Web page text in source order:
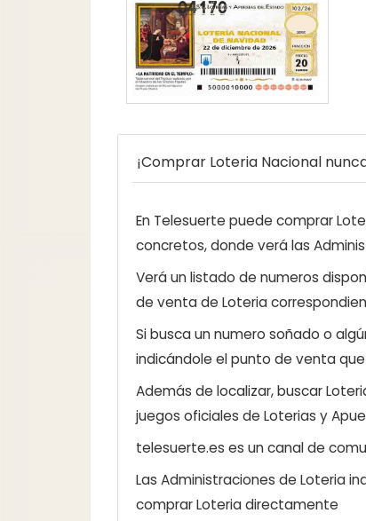
¡Comprar Loteria Nacional
En Telesuerte puede comprar
concretos, donde verá las
Verá un listado de numeros
de venta de Loteria
Si busca un numero soñado o
indicándole el punto de venta
Además de localizar, buscar
juegos oficiales de Loterias y
telesuerte.es es un canal de
Las Administraciones de Loteria
comprar Loteria directamente